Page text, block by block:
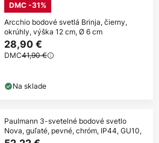
DMC -31%
Arcchio bodové svetlá Brinja, čierny,
okrúhly, výška 12 cm, Ø 6 cm
28,90 €
DMC41,90 €
Na sklade
Paulmann 3-svetelné bodové svetlo
Nova, guľaté, pevné, chróm, IP44, GU10,